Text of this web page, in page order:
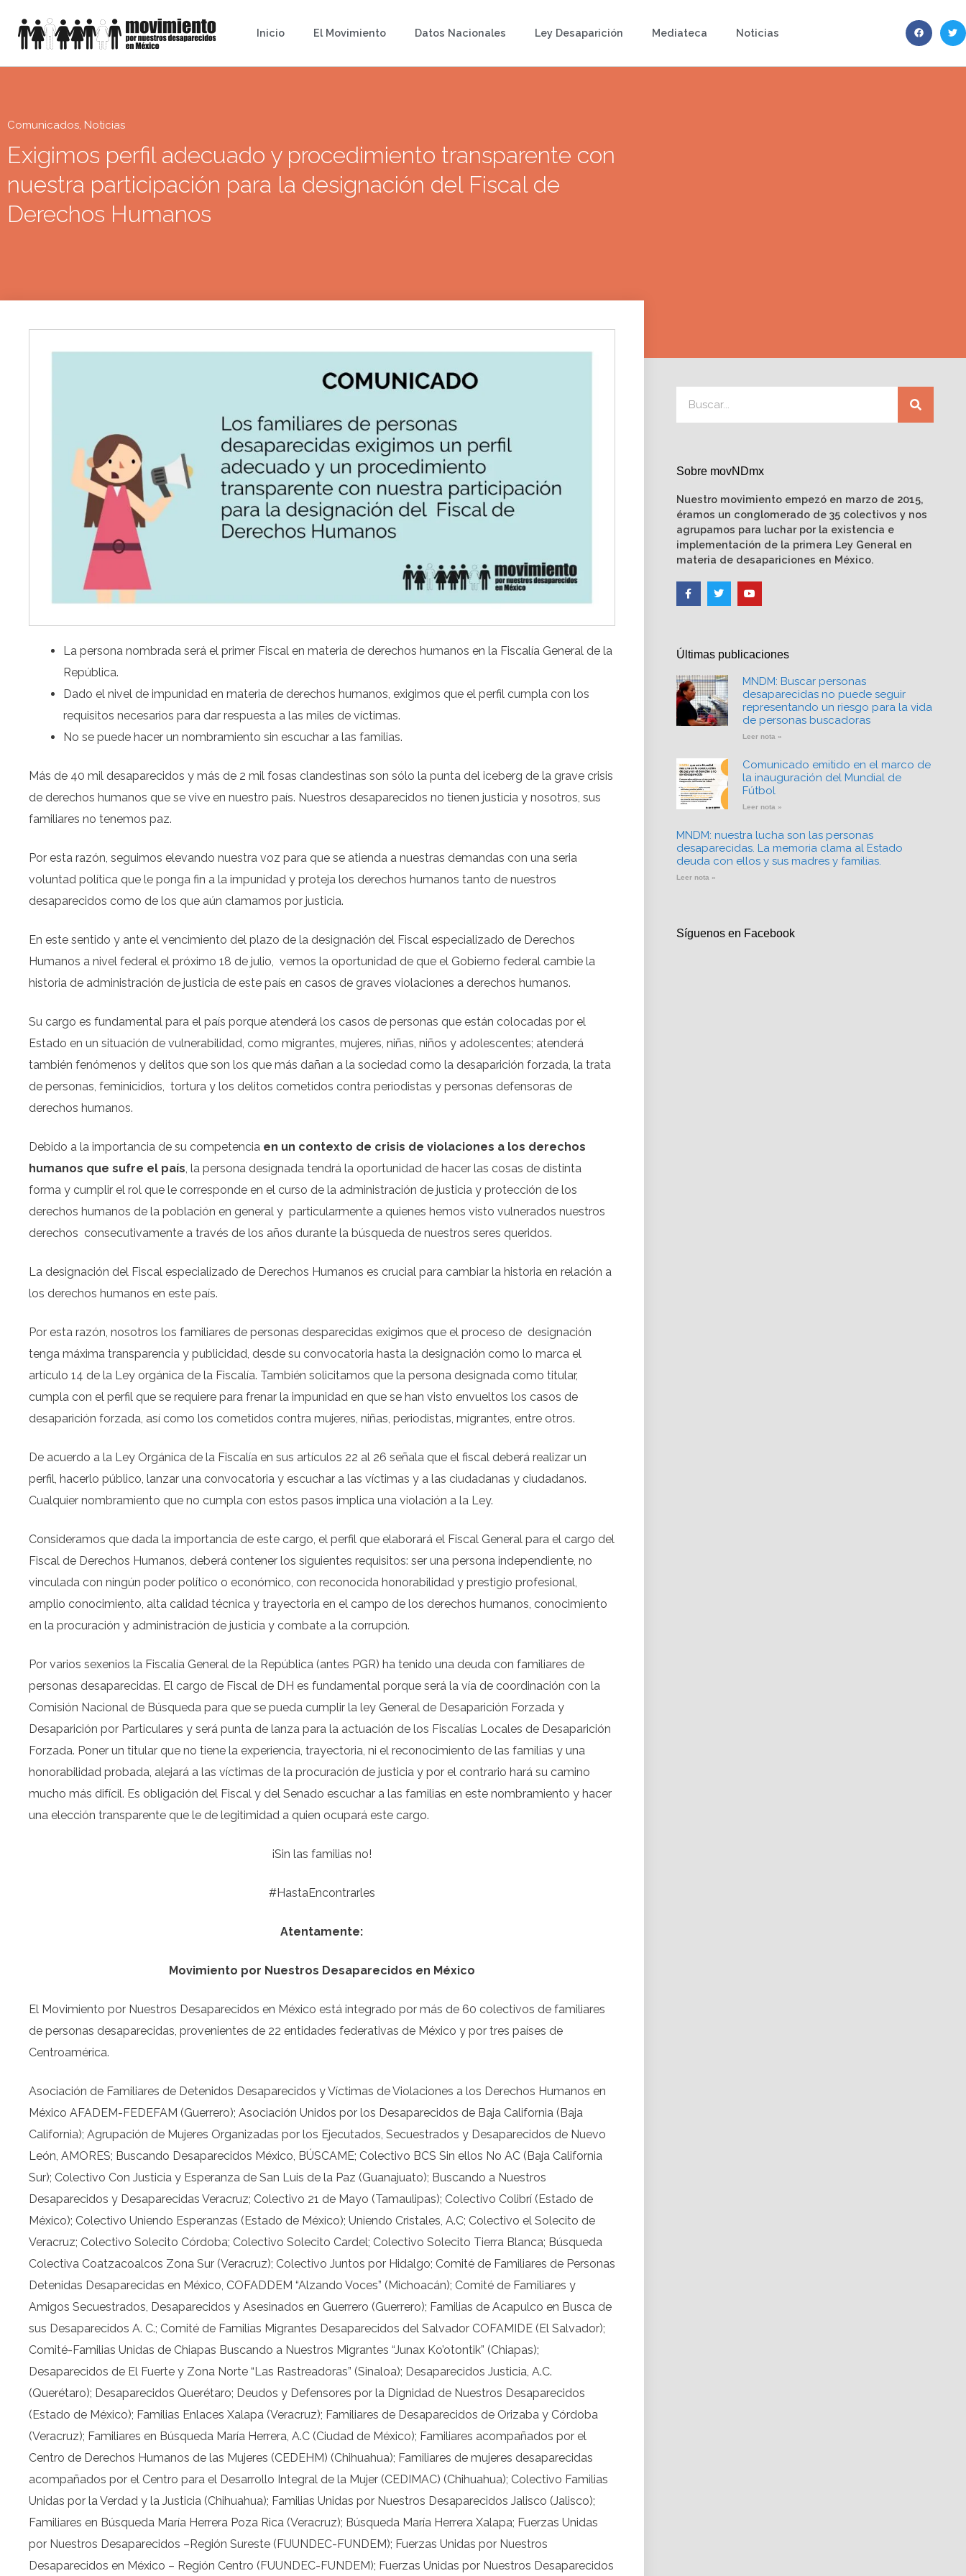
Inicio El Movimiento Datos Nacionales Ley Desaparición Mediateca Noticias
Comunicados, Noticias
Exigimos perfil adecuado y procedimiento transparente con
nuestra participación para la designación del Fiscal de
Derechos Humanos
La persona nombrada será el primer Fiscal en materia de derechos humanos en la Fiscalía General de la
República.
Dado el nivel de impunidad en materia de derechos humanos, exigimos que el perfil cumpla con los
requisitos necesarios para dar respuesta a las miles de víctimas.
No se puede hacer un nombramiento sin escuchar a las familias.
Más de 40 mil desaparecidos y más de 2 mil fosas clandestinas son sólo la punta del iceberg de la grave crisis
de derechos humanos que se vive en nuestro país. Nuestros desaparecidos no tienen justicia y nosotros, sus
familiares no tenemos paz.
Por esta razón, seguimos elevando nuestra voz para que se atienda a nuestras demandas con una seria
voluntad política que le ponga fin a la impunidad y proteja los derechos humanos tanto de nuestros
desaparecidos como de los que aún clamamos por justicia.
En este sentido y ante el vencimiento del plazo de la designación del Fiscal especializado de Derechos
Humanos a nivel federal el próximo 18 de julio, vemos la oportunidad de que el Gobierno federal cambie la
historia de administración de justicia de este país en casos de graves violaciones a derechos humanos.
Su cargo es fundamental para el país porque atenderá los casos de personas que están colocadas por el
Estado en un situación de vulnerabilidad, como migrantes, mujeres, niñas, niños y adolescentes; atenderá
también fenómenos y delitos que son los que más dañan a la sociedad como la desaparición forzada, la trata
de personas, feminicidios, tortura y los delitos cometidos contra periodistas y personas defensoras de
derechos humanos.
Debido a la importancia de su competencia en un contexto de crisis de violaciones a los derechos
humanos que sufre el país, la persona designada tendrá la oportunidad de hacer las cosas de distinta
forma y cumplir el rol que le corresponde en el curso de la administración de justicia y protección de los
derechos humanos de la población en general y particularmente a quienes hemos visto vulnerados nuestros
derechos consecutivamente a través de los años durante la búsqueda de nuestros seres queridos.
La designación del Fiscal especializado de Derechos Humanos es crucial para cambiar la historia en relación a
los derechos humanos en este país.
Por esta razón, nosotros los familiares de personas desparecidas exigimos que el proceso de designación
tenga máxima transparencia y publicidad, desde su convocatoria hasta la designación como lo marca el
artículo 14 de la Ley orgánica de la Fiscalía. También solicitamos que la persona designada como titular,
cumpla con el perfil que se requiere para frenar la impunidad en que se han visto envueltos los casos de
desaparición forzada, así como los cometidos contra mujeres, niñas, periodistas, migrantes, entre otros.
De acuerdo a la Ley Orgánica de la Fiscalía en sus artículos 22 al 26 señala que el fiscal deberá realizar un
perfil, hacerlo público, lanzar una convocatoria y escuchar a las víctimas y a las ciudadanas y ciudadanos.
Cualquier nombramiento que no cumpla con estos pasos implica una violación a la Ley.
Consideramos que dada la importancia de este cargo, el perfil que elaborará el Fiscal General para el cargo del
Fiscal de Derechos Humanos, deberá contener los siguientes requisitos: ser una persona independiente, no
vinculada con ningún poder político o económico, con reconocida honorabilidad y prestigio profesional,
amplio conocimiento, alta calidad técnica y trayectoria en el campo de los derechos humanos, conocimiento
en la procuración y administración de justicia y combate a la corrupción.
Por varios sexenios la Fiscalía General de la República (antes PGR) ha tenido una deuda con familiares de
personas desaparecidas. El cargo de Fiscal de DH es fundamental porque será la vía de coordinación con la
Comisión Nacional de Búsqueda para que se pueda cumplir la ley General de Desaparición Forzada y
Desaparición por Particulares y será punta de lanza para la actuación de los Fiscalías Locales de Desaparición
Forzada. Poner un titular que no tiene la experiencia, trayectoria, ni el reconocimiento de las familias y una
honorabilidad probada, alejará a las víctimas de la procuración de justicia y por el contrario hará su camino
mucho más difícil. Es obligación del Fiscal y del Senado escuchar a las familias en este nombramiento y hacer
una elección transparente que le de legitimidad a quien ocupará este cargo.
¡Sin las familias no!
#HastaEncontrarles
Atentamente:
Movimiento por Nuestros Desaparecidos en México
El Movimiento por Nuestros Desaparecidos en México está integrado por más de 60 colectivos de familiares
de personas desaparecidas, provenientes de 22 entidades federativas de México y por tres países de
Centroamérica.
Asociación de Familiares de Detenidos Desaparecidos y Víctimas de Violaciones a los Derechos Humanos en
México AFADEM-FEDEFAM (Guerrero); Asociación Unidos por los Desaparecidos de Baja California (Baja
California); Agrupación de Mujeres Organizadas por los Ejecutados, Secuestrados y Desaparecidos de Nuevo
León, AMORES; Buscando Desaparecidos México, BÚSCAME; Colectivo BCS Sin ellos No AC (Baja California
Sur); Colectivo Con Justicia y Esperanza de San Luis de la Paz (Guanajuato); Buscando a Nuestros
Desaparecidos y Desaparecidas Veracruz; Colectivo 21 de Mayo (Tamaulipas); Colectivo Colibrí (Estado de
México); Colectivo Uniendo Esperanzas (Estado de México); Uniendo Cristales, A.C; Colectivo el Solecito de
Veracruz; Colectivo Solecito Córdoba; Colectivo Solecito Cardel; Colectivo Solecito Tierra Blanca; Búsqueda
Colectiva Coatzacoalcos Zona Sur (Veracruz); Colectivo Juntos por Hidalgo; Comité de Familiares de Personas
Detenidas Desaparecidas en México, COFADDEM “Alzando Voces” (Michoacán); Comité de Familiares y
Amigos Secuestrados, Desaparecidos y Asesinados en Guerrero (Guerrero); Familias de Acapulco en Busca de
sus Desaparecidos A. C.; Comité de Familias Migrantes Desaparecidos del Salvador COFAMIDE (El Salvador);
Comité-Familias Unidas de Chiapas Buscando a Nuestros Migrantes “Junax Ko’otontik” (Chiapas);
Desaparecidos de El Fuerte y Zona Norte “Las Rastreadoras” (Sinaloa); Desaparecidos Justicia, A.C.
(Querétaro); Desaparecidos Querétaro; Deudos y Defensores por la Dignidad de Nuestros Desaparecidos
(Estado de México); Familias Enlaces Xalapa (Veracruz); Familiares de Desaparecidos de Orizaba y Córdoba
(Veracruz); Familiares en Búsqueda María Herrera, A.C (Ciudad de México); Familiares acompañados por el
Centro de Derechos Humanos de las Mujeres (CEDEHM) (Chihuahua); Familiares de mujeres desaparecidas
acompañados por el Centro para el Desarrollo Integral de la Mujer (CEDIMAC) (Chihuahua); Colectivo Familias
Unidas por la Verdad y la Justicia (Chihuahua); Familias Unidas por Nuestros Desaparecidos Jalisco (Jalisco);
Familiares en Búsqueda María Herrera Poza Rica (Veracruz); Búsqueda María Herrera Xalapa; Fuerzas Unidas
por Nuestros Desaparecidos –Región Sureste (FUUNDEC-FUNDEM); Fuerzas Unidas por Nuestros
Desaparecidos en México – Región Centro (FUUNDEC-FUNDEM); Fuerzas Unidas por Nuestros Desaparecidos
Sobre movNDmx
Nuestro movimiento empezó en marzo de 2015,
éramos un conglomerado de 35 colectivos y nos
agrupamos para luchar por la existencia e
implementación de la primera Ley General en
materia de desapariciones en México.
Últimas publicaciones
MNDM: Buscar personas
desaparecidas no puede seguir
representando un riesgo para la vida
de personas buscadoras
Leer nota »
Comunicado emitido en el marco de
la inauguración del Mundial de
Fútbol
Leer nota »
MNDM: nuestra lucha son las personas
desaparecidas. La memoria clama al Estado
deuda con ellos y sus madres y familias.
Leer nota »
Síguenos en Facebook